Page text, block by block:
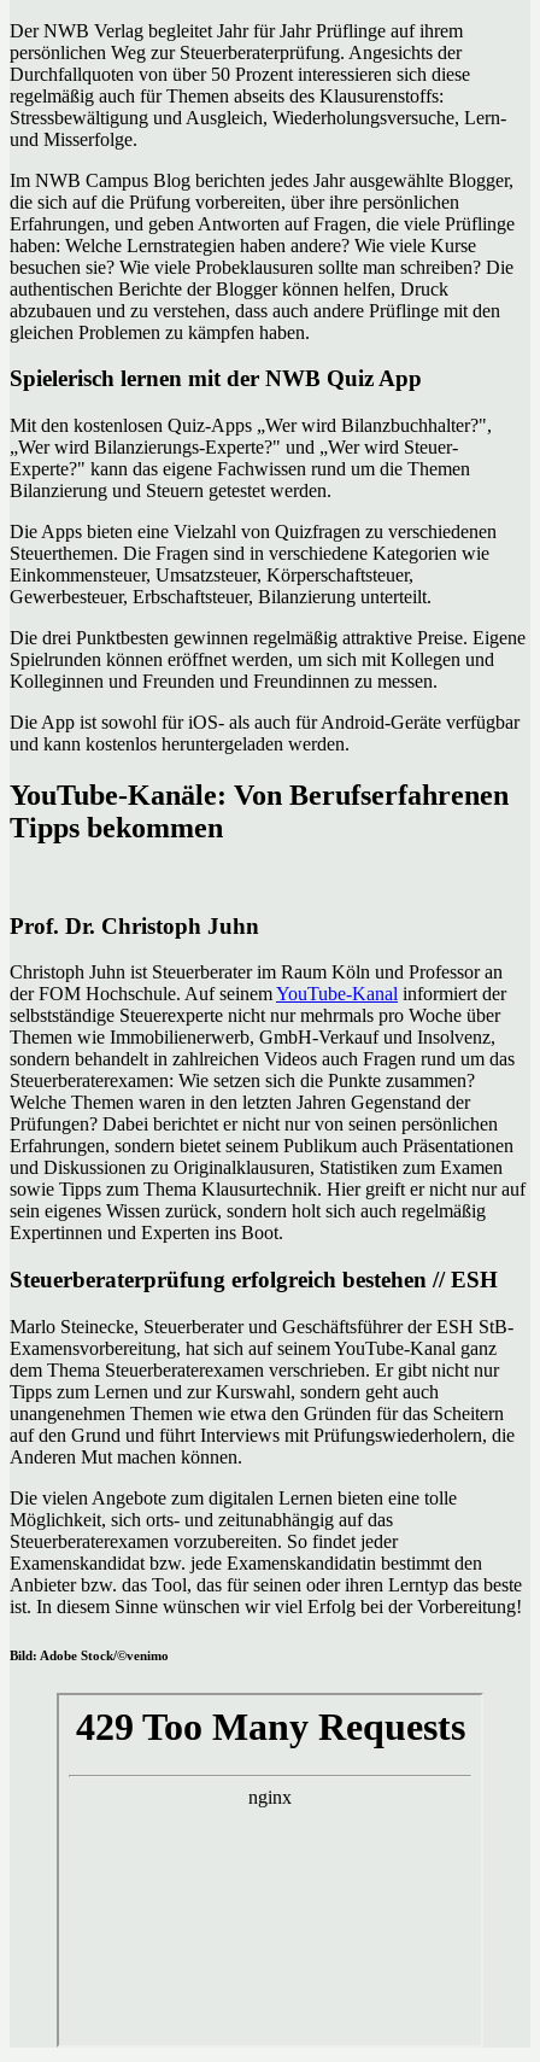
Der NWB Verlag begleitet Jahr für Jahr Prüflinge auf ihrem
persönlichen Weg zur Steuerberaterprüfung. Angesichts der
Durchfallquoten von über 50 Prozent interessieren sich diese
regelmäßig auch für Themen abseits des Klausurenstoffs:
Stressbewältigung und Ausgleich, Wiederholungsversuche, Lern-
und Misserfolge.
Im NWB Campus Blog berichten jedes Jahr ausgewählte Blogger,
die sich auf die Prüfung vorbereiten, über ihre persönlichen
Erfahrungen, und geben Antworten auf Fragen, die viele Prüflinge
haben: Welche Lernstrategien haben andere? Wie viele Kurse
besuchen sie? Wie viele Probeklausuren sollte man schreiben? Die
authentischen Berichte der Blogger können helfen, Druck
abzubauen und zu verstehen, dass auch andere Prüflinge mit den
gleichen Problemen zu kämpfen haben.
Spielerisch lernen mit der NWB Quiz App
Mit den kostenlosen Quiz-Apps „Wer wird Bilanzbuchhalter?",
„Wer wird Bilanzierungs-Experte?" und „Wer wird Steuer-
Experte?" kann das eigene Fachwissen rund um die Themen
Bilanzierung und Steuern getestet werden.
Die Apps bieten eine Vielzahl von Quizfragen zu verschiedenen
Steuerthemen. Die Fragen sind in verschiedene Kategorien wie
Einkommensteuer, Umsatzsteuer, Körperschaftsteuer,
Gewerbesteuer, Erbschaftsteuer, Bilanzierung unterteilt.
Die drei Punktbesten gewinnen regelmäßig attraktive Preise. Eigene
Spielrunden können eröffnet werden, um sich mit Kollegen und
Kolleginnen und Freunden und Freundinnen zu messen.
Die App ist sowohl für iOS- als auch für Android-Geräte verfügbar
und kann kostenlos heruntergeladen werden.
YouTube-Kanäle: Von Berufserfahrenen
Tipps bekommen
Prof. Dr. Christoph Juhn
Christoph Juhn ist Steuerberater im Raum Köln und Professor an
der FOM Hochschule. Auf seinemYouTube-Kanal informiert der
selbstständige Steuerexperte nicht nur mehrmals pro Woche über
Themen wie Immobilienerwerb, GmbH-Verkauf und Insolvenz,
sondern behandelt in zahlreichen Videos auch Fragen rund um das
Steuerberaterexamen: Wie setzen sich die Punkte zusammen?
Welche Themen waren in den letzten Jahren Gegenstand der
Prüfungen? Dabei berichtet er nicht nur von seinen persönlichen
Erfahrungen, sondern bietet seinem Publikum auch Präsentationen
und Diskussionen zu Originalklausuren, Statistiken zum Examen
sowie Tipps zum Thema Klausurtechnik. Hier greift er nicht nur auf
sein eigenes Wissen zurück, sondern holt sich auch regelmäßig
Expertinnen und Experten ins Boot.
Steuerberaterprüfung erfolgreich bestehen // ESH
Marlo Steinecke, Steuerberater und Geschäftsführer der ESH StB-
Examensvorbereitung, hat sich auf seinem YouTube-Kanal ganz
dem Thema Steuerberaterexamen verschrieben. Er gibt nicht nur
Tipps zum Lernen und zur Kurswahl, sondern geht auch
unangenehmen Themen wie etwa den Gründen für das Scheitern
auf den Grund und führt Interviews mit Prüfungswiederholern, die
Anderen Mut machen können.
Die vielen Angebote zum digitalen Lernen bieten eine tolle
Möglichkeit, sich orts- und zeitunabhängig auf das
Steuerberaterexamen vorzubereiten. So findet jeder
Examenskandidat bzw. jede Examenskandidatin bestimmt den
Anbieter bzw. das Tool, das für seinen oder ihren Lerntyp das beste
ist. In diesem Sinne wünschen wir viel Erfolg bei der Vorbereitung!
Bild: Adobe Stock/©venimo